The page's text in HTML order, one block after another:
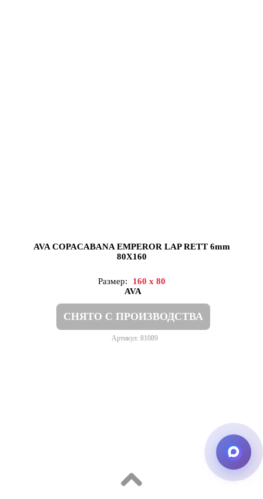
AVA COPACABANA EMPEROR LAP RETT 6mm
80X160
Размер:
160 x 80
AVA
СНЯТО С ПРОИЗВОДСТВА
Артикул: 81089